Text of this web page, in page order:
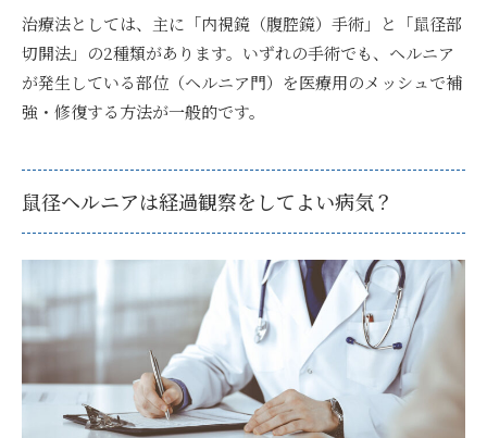
治療法としては、主に「内視鏡（腹腔鏡）手術」と「鼠径部
切開法」の2種類があります。いずれの手術でも、ヘルニア
が発生している部位（ヘルニア門）を医療用のメッシュで補
強・修復する方法が一般的です。
鼠径ヘルニアは経過観察をしてよい病気？